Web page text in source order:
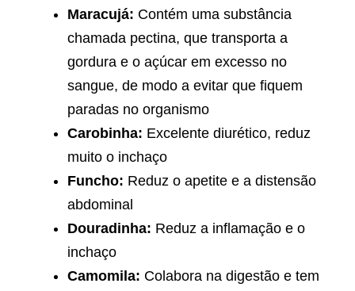
Maracujá: Contém uma substância
chamada pectina, que transporta a
gordura e o açúcar em excesso no
sangue, de modo a evitar que fiquem
paradas no organismo
Carobinha: Excelente diurético, reduz
muito o inchaço
Funcho: Reduz o apetite e a distensão
abdominal
Douradinha: Reduz a inflamação e o
inchaço
Camomila: Colabora na digestão e tem